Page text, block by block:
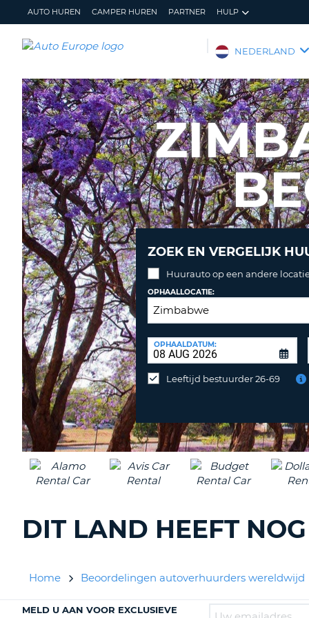
AUTO HUREN CAMPER HUREN PARTNER HULP
AUTO
NEDERLAND
AUTO
HUREN
CAMPER
HUREN
PARTNER
HULP
MIJN
ACCOUNT
BEHEER
MIJN
BOEKING
NEDERLAND
ZOEK EN VERGELIJK
Huurauto op een andere
OPHAALLOCATIE:
Huurauto
op
een
inleveren?
OPHAALDATUM:
Leeftijd bestuurder 26-69
DIT LAND HEEFT
Home Beoordelingen autoverhuurders wereldwijd
MELD U AAN VOOR EXCLUSIEVE